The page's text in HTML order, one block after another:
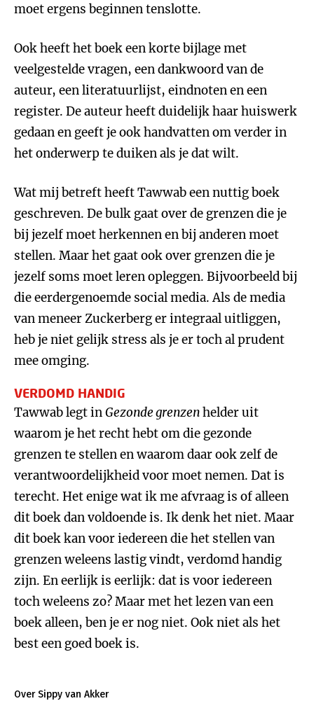
moet ergens beginnen tenslotte.
Ook heeft het boek een korte bijlage met
veelgestelde vragen, een dankwoord van de
auteur, een literatuurlijst, eindnoten en een
register. De auteur heeft duidelijk haar huiswerk
gedaan en geeft je ook handvatten om verder in
het onderwerp te duiken als je dat wilt.
Wat mij betreft heeft Tawwab een nuttig boek
geschreven. De bulk gaat over de grenzen die je
bij jezelf moet herkennen en bij anderen moet
stellen. Maar het gaat ook over grenzen die je
jezelf soms moet leren opleggen. Bijvoorbeeld bij
die eerdergenoemde social media. Als de media
van meneer Zuckerberg er integraal uitliggen,
heb je niet gelijk stress als je er toch al prudent
mee omging.
VERDOMD HANDIG
Tawwab legt inGezonde grenzenhelder uit
waarom je het recht hebt om die gezonde
grenzen te stellen en waarom daar ook zelf de
verantwoordelijkheid voor moet nemen. Dat is
terecht. Het enige wat ik me afvraag is of alleen
dit boek dan voldoende is. Ik denk het niet. Maar
dit boek kan voor iedereen die het stellen van
grenzen weleens lastig vindt, verdomd handig
zijn. En eerlijk is eerlijk: dat is voor iedereen
toch weleens zo? Maar met het lezen van een
boek alleen, ben je er nog niet. Ook niet als het
best een goed boek is.
Over Sippy van Akker